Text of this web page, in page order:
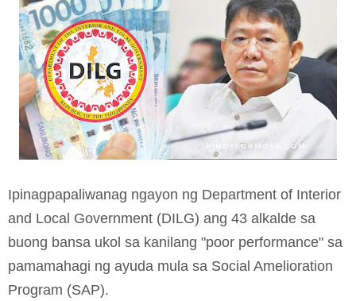
Ipinagpapaliwanag ngayon ng Department of Interior
and Local Government (DILG) ang 43 alkalde sa
buong bansa ukol sa kanilang "poor performance" sa
pamamahagi ng ayuda mula sa Social Amelioration
Program (SAP).